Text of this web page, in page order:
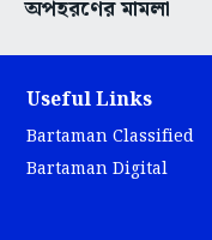
অপহরণের মামলা
Useful Links
Bartaman Classified
Bartaman Digital